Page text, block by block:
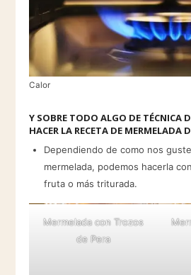
Calor
Y SOBRE TODO ALGO DE TÉCNICA
HACER LA RECETA DE MERMELADA
Dependiendo de como nos
mermelada, podemos hacerla
fruta o más triturada.
Mermelada con Trozos
de Pera